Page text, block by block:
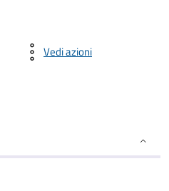
Vedi azioni